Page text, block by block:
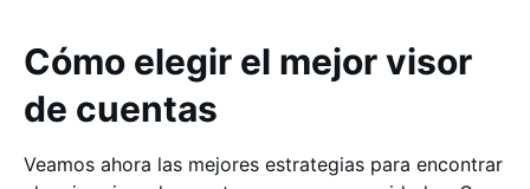
Cómo elegir el mejor visor
de cuentas
Veamos ahora las mejores estrategias para encontrar